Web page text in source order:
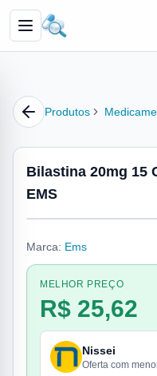
Produtos
Bilastina 20mg 15
EMS
Marca: Ems
MELHOR PREÇO
R$ 25,62
Nissei
Oferta com